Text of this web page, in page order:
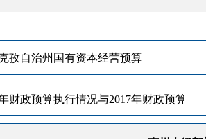
孜自治州国有资本经营预算
财政预算执行情况与2017年财政预算